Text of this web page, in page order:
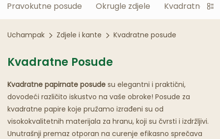
Fina Kuhinja
Kafići I Kafići
Švedski Stol
Kamioni S Hranom
Pekara
Masna Kašika
Proces Slučajevi
FAQS
Pravokutne posude Okrugle zdjele Kvadratne
Uchampak Zdjele i kante Kvadratne posude
Kvadratne Posude
Kvadratne papirnate posude su elegantni i praktični,
dovodeći različito iskustvo na vaše obroke! Posude za
kvadratne papire koje pružamo izrađeni su od
visokokvalitetnih materijala za hranu, koji su čvrsti i izdržljivi.
Unutrašnji premaz otporan na curenje efikasno sprečava